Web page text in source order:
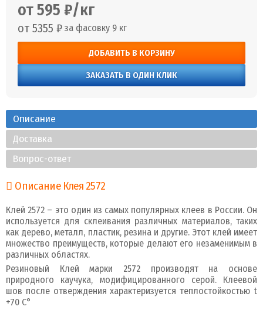
от 595 ₽/кг
от 5355 ₽ за фасовку 9 кг
ДОБАВИТЬ В КОРЗИНУ
ЗАКАЗАТЬ В ОДИН КЛИК
Описание
Доставка
Вопрос-ответ
Описание Клея 2572
Клей 2572 – это один из самых популярных клеев в России. Он
используется для склеивания различных материалов, таких
как дерево, металл, пластик, резина и другие. Этот клей имеет
множество преимуществ, которые делают его незаменимым в
различных областях.
Резиновый Клей марки 2572 производят на основе
природного каучука, модифицированного серой. Клеевой
шов после отверждения характеризуется теплостойкостью t
+70 С°